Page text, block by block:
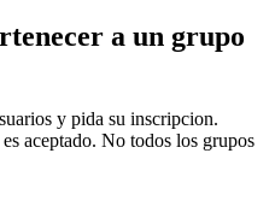
a un grupo
y pida su inscripcion.
aceptado. No todos los grupos